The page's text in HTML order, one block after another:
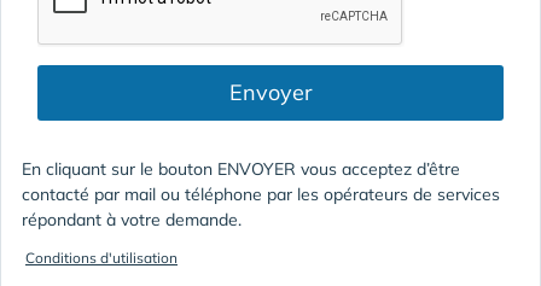
Envoyer
En cliquant sur le bouton ENVOYER vous acceptez d’être
contacté par mail ou téléphone par les opérateurs de services
répondant à votre demande.
Conditions d'utilisation